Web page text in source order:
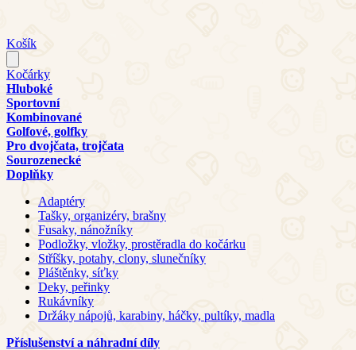
Košík
Kočárky
Hluboké
Sportovní
Kombinované
Golfové, golfky
Pro dvojčata, trojčata
Sourozenecké
Doplňky
Adaptéry
Tašky, organizéry, brašny
Fusaky, nánožníky
Podložky, vložky, prostěradla do kočárku
Stříšky, potahy, clony, slunečníky
Pláštěnky, síťky
Deky, peřinky
Rukávníky
Držáky nápojů, karabiny, háčky, pultíky, madla
Příslušenství a náhradní díly